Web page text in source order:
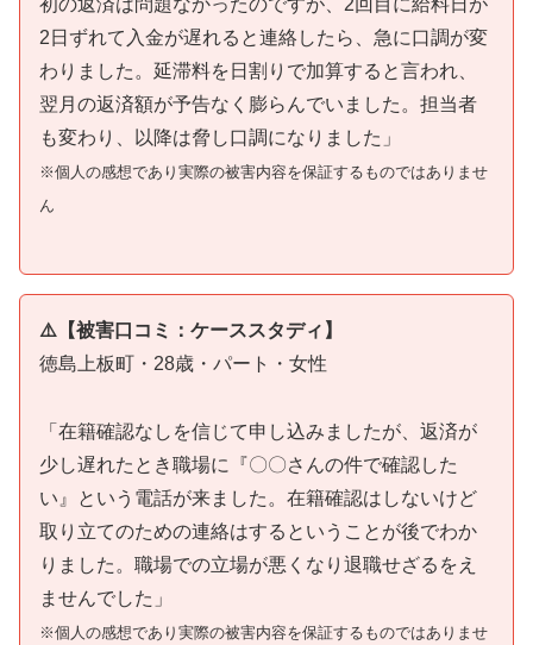
2日ずれて入金が遅れると連絡したら、急に口調が変
わりました。延滞料を日割りで加算すると言われ、
翌月の返済額が予告なく膨らんでいました。担当者
も変わり、以降は脅し口調になりました」
※個人の感想であり実際の被害内容を保証するものではありませ
ん
⚠️【被害口コミ：ケーススタディ】
徳島上板町・28歳・パート・女性
「在籍確認なしを信じて申し込みましたが、返済が
少し遅れたとき職場に『〇〇さんの件で確認した
い』という電話が来ました。在籍確認はしないけど
取り立てのための連絡はするということが後でわか
りました。職場での立場が悪くなり退職せざるをえ
ませんでした」
※個人の感想であり実際の被害内容を保証するものではありませ